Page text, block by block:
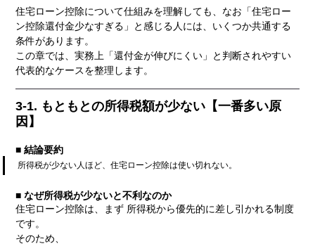
住宅ローン控除について仕組みを理解しても、なお「住宅ロー
ン控除還付金少なすぎる」と感じる人には、いくつか共通する
条件があります。
この章では、実務上「還付金が伸びにくい」と判断されやすい
代表的なケースを整理します。
3-1. もともとの所得税額が少ない【一番多い原
因】
■ 結論要約
所得税が少ない人ほど、住宅ローン控除は使い切れない。
■ なぜ所得税が少ないと不利なのか
住宅ローン控除は、まず 所得税から優先的に差し引かれる制度
です。
そのため、